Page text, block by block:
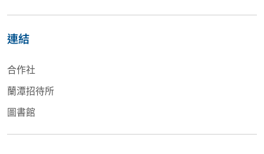
連結
合作社
蘭潭招待所
圖書館